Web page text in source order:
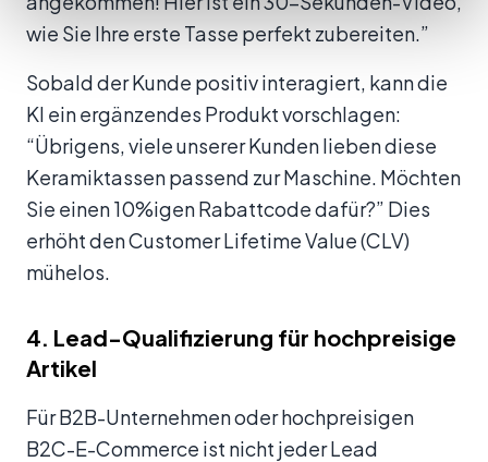
wie Sie Ihre erste Tasse perfekt zubereiten.”
Sobald der Kunde positiv interagiert, kann die
KI ein ergänzendes Produkt vorschlagen:
“Übrigens, viele unserer Kunden lieben diese
Keramiktassen passend zur Maschine. Möchten
Sie einen 10%igen Rabattcode dafür?” Dies
erhöht den Customer Lifetime Value (CLV)
mühelos.
4. Lead-Qualifizierung für hochpreisige
Artikel
Für B2B-Unternehmen oder hochpreisigen
B2C-E-Commerce ist nicht jeder Lead